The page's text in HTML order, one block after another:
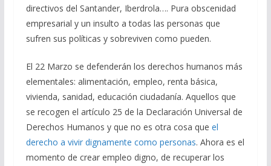
directivos del Santander, Iberdrola…. Pura obscenidad
empresarial y un insulto a todas las personas que
sufren sus políticas y sobreviven como pueden.
El 22 Marzo se defenderán los derechos humanos más
elementales: alimentación, empleo, renta básica,
vivienda, sanidad, educación ciudadanía. Aquellos que
se recogen el artículo 25 de la Declaración Universal de
Derechos Humanos y que no es otra cosa que el
derecho a vivir dignamente como personas. Ahora es el
momento de crear empleo digno, de recuperar los